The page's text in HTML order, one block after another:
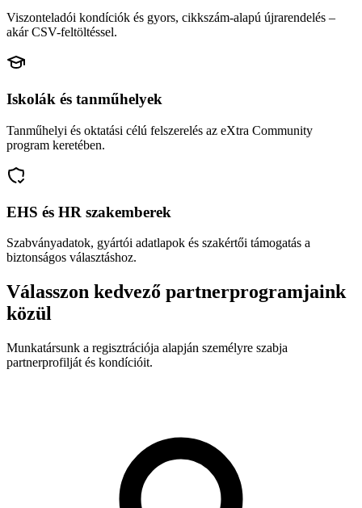
Viszonteladói kondíciók és gyors, cikkszám-alapú újrarendelés –
akár CSV-feltöltéssel.
Iskolák és tanműhelyek
Tanműhelyi és oktatási célú felszerelés az eXtra Community
program keretében.
EHS és HR szakemberek
Szabványadatok, gyártói adatlapok és szakértői támogatás a
biztonságos választáshoz.
Válasszon kedvező partnerprogramjaink
közül
Munkatársunk a regisztrációja alapján személyre szabja
partnerprofilját és kondícióit.